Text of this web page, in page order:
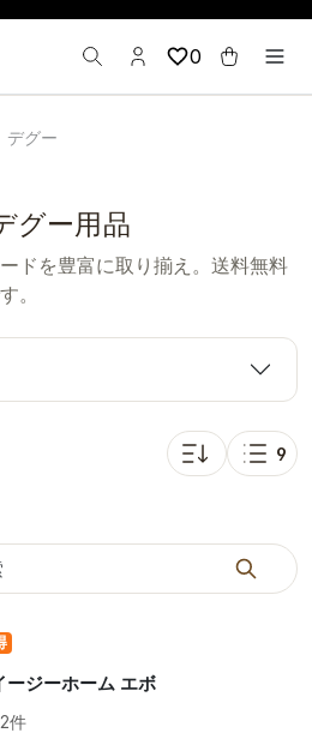
0
デグー
グー用品
ドを豊富に取り揃え。送料無料
。
並び替え: 人気順
表示
9
ジーホーム エボ
2件